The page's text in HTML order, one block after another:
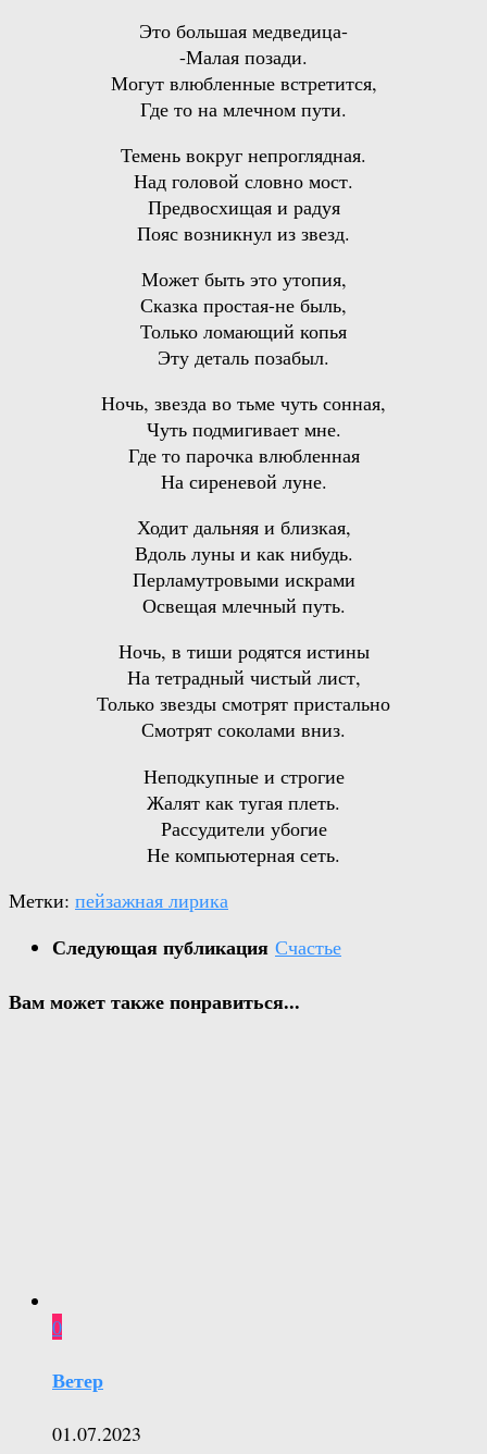
Это большая медведица-
-Малая позади.
Могут влюбленные встретится,
Где то на млечном пути.
Темень вокруг непроглядная.
Над головой словно мост.
Предвосхищая и радуя
Пояс возникнул из звезд.
Может быть это утопия,
Сказка простая-не быль,
Только ломающий копья
Эту деталь позабыл.
Ночь, звезда во тьме чуть сонная,
Чуть подмигивает мне.
Где то парочка влюбленная
На сиреневой луне.
Ходит дальняя и близкая,
Вдоль луны и как нибудь.
Перламутровыми искрами
Освещая млечный путь.
Ночь, в тиши родятся истины
На тетрадный чистый лист,
Только звезды смотрят пристально
Смотрят соколами вниз.
Неподкупные и строгие
Жалят как тугая плеть.
Рассудители убогие
Не компьютерная сеть.
Метки: пейзажная лирика
Следующая публикация Счастье
Вам может также понравиться...
0
Ветер
01.07.2023